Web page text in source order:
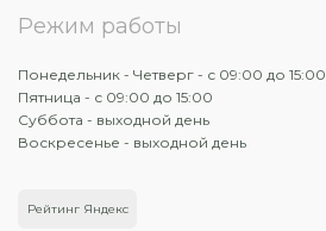
Режим работы
Понедельник - Четверг - с 09:00 до 15:00
Пятница - с 09:00 до 15:00
Суббота - выходной день
Воскресенье - выходной день
Рейтинг Яндекс